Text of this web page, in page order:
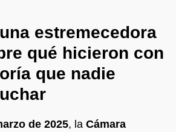
estremecedora
qué hicieron con
que nadie
de 2025, la Cámara